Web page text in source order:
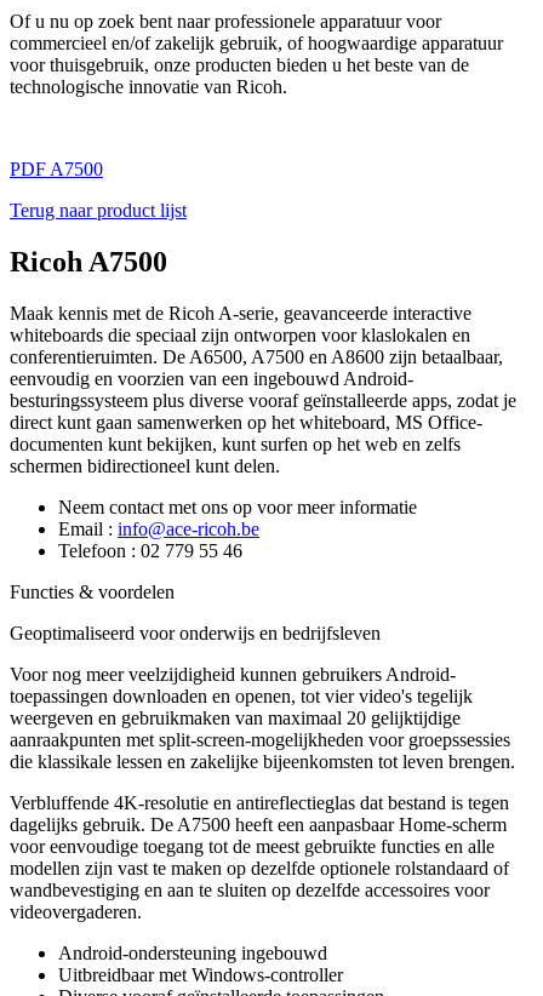
Of u nu op zoek bent naar professionele apparatuur voor
commercieel en/of zakelijk gebruik, of hoogwaardige apparatuur
voor thuisgebruik, onze producten bieden u het beste van de
technologische innovatie van Ricoh.
PDF A7500
Terug naar product lijst
Ricoh A7500
Maak kennis met de Ricoh A-serie, geavanceerde interactive
whiteboards die speciaal zijn ontworpen voor klaslokalen en
conferentieruimten. De A6500, A7500 en A8600 zijn betaalbaar,
eenvoudig en voorzien van een ingebouwd Android-
besturingssysteem plus diverse vooraf geïnstalleerde apps, zodat je
direct kunt gaan samenwerken op het whiteboard, MS Office-
documenten kunt bekijken, kunt surfen op het web en zelfs
schermen bidirectioneel kunt delen.
Neem contact met ons op voor meer informatie
Email : info@ace-ricoh.be
Telefoon : 02 779 55 46
Functies & voordelen
Geoptimaliseerd voor onderwijs en bedrijfsleven
Voor nog meer veelzijdigheid kunnen gebruikers Android-
toepassingen downloaden en openen, tot vier video's tegelijk
weergeven en gebruikmaken van maximaal 20 gelijktijdige
aanraakpunten met split-screen-mogelijkheden voor groepssessies
die klassikale lessen en zakelijke bijeenkomsten tot leven brengen.
Verbluffende 4K-resolutie en antireflectieglas dat bestand is tegen
dagelijks gebruik. De A7500 heeft een aanpasbaar Home-scherm
voor eenvoudige toegang tot de meest gebruikte functies en alle
modellen zijn vast te maken op dezelfde optionele rolstandaard of
wandbevestiging en aan te sluiten op dezelfde accessoires voor
videovergaderen.
Android-ondersteuning ingebouwd
Uitbreidbaar met Windows-controller